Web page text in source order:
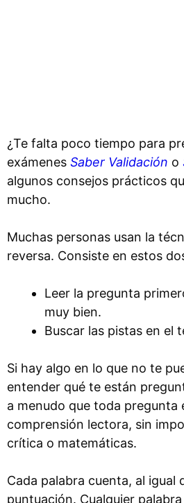
¿Te falta poco tiempo para
exámenes Saber Validación o
algunos consejos prácticos
mucho.
Muchas personas usan la
reversa. Consiste en estos
Leer la pregunta
muy bien.
Buscar las pistas en el
Si hay algo en lo que no te
entender qué te están
a menudo que toda pregunta
comprensión lectora, sin
crítica o matemáticas.
Cada palabra cuenta, al igual
puntuación. Cualquier